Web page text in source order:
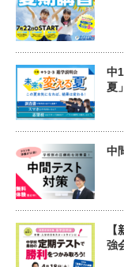
中
夏」
中
強